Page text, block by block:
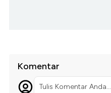
Komentar
Tulis Komentar Anda...